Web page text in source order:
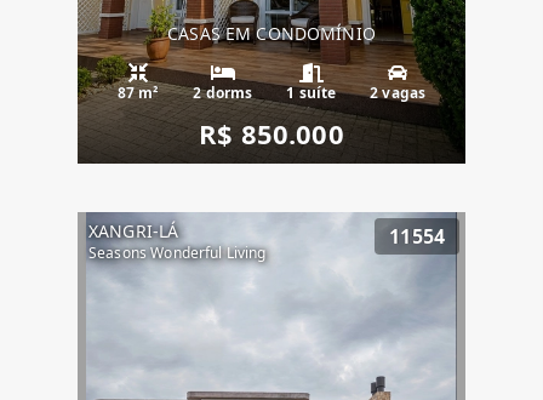
CASAS EM CONDOMÍNIO
87 m² 2 dorms 1 suíte 2 vagas
R$ 850.000
XANGRI-LÁ
Seasons Wonderful Living
11554